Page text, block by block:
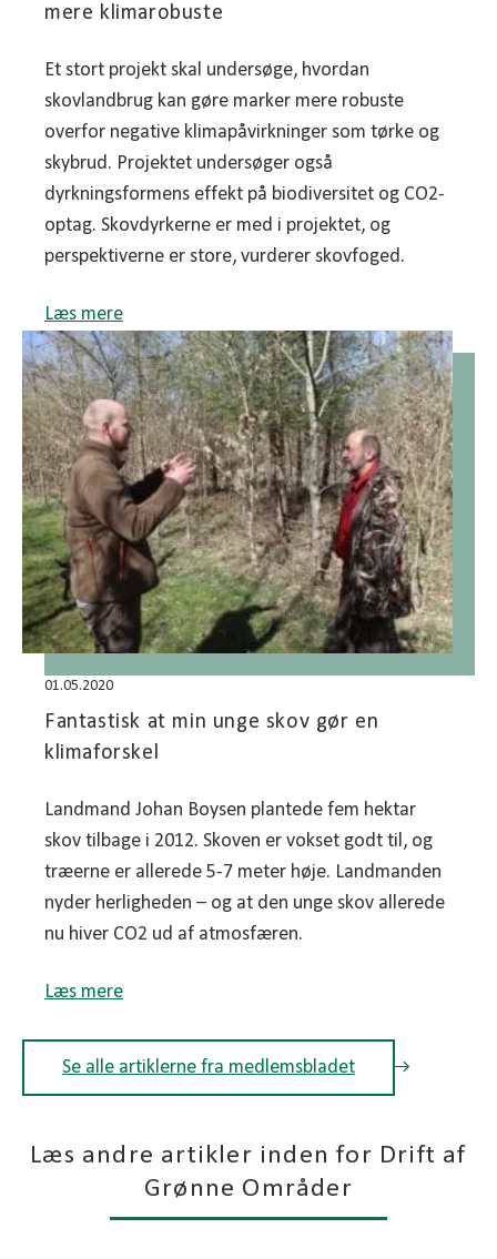
mere klimarobuste
Et stort projekt skal undersøge, hvordan
skovlandbrug kan gøre marker mere robuste
overfor negative klimapåvirkninger som tørke og
skybrud. Projektet undersøger også
dyrkningsformens effekt på biodiversitet og CO2-
optag. Skovdyrkerne er med i projektet, og
perspektiverne er store, vurderer skovfoged.
Læs mere
01.05.2020
Fantastisk at min unge skov gør en
klimaforskel
Landmand Johan Boysen plantede fem hektar
skov tilbage i 2012. Skoven er vokset godt til, og
træerne er allerede 5-7 meter høje. Landmanden
nyder herligheden – og at den unge skov allerede
nu hiver CO2 ud af atmosfæren.
Læs mere
Se alle artiklerne fra medlemsbladet
Læs andre artikler inden for Drift af
Grønne Områder